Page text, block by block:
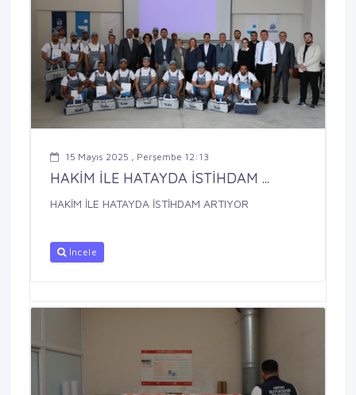
15 Mayıs 2025 , Perşembe 12:13
HAKİM İLE HATAYDA İSTİHDAM ...
HAKİM İLE HATAYDA İSTİHDAM ARTIYOR
İncele